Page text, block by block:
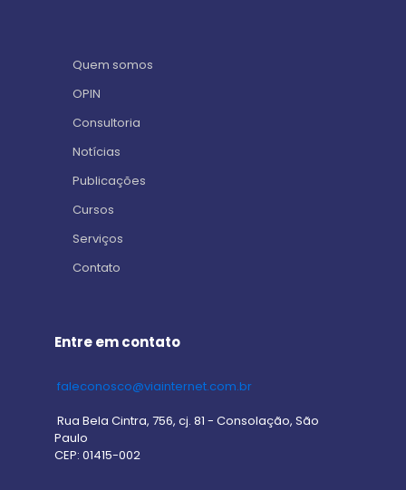
Quem somos
OPIN
Consultoria
Notícias
Publicações
Cursos
Serviços
Contato
Entre em contato
faleconosco@viainternet.com.br
Rua Bela Cintra, 756, cj. 81 - Consolação, São
Paulo
CEP: 01415-002